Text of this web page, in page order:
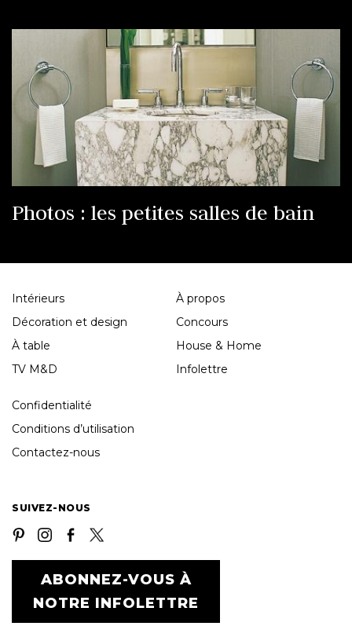
Photos : les petites salles de bain
Intérieurs
Décoration et design
À table
TV M&D
À propos
Concours
House & Home
Infolettre
Confidentialité
Conditions d’utilisation
Contactez-nous
SUIVEZ-NOUS
ABONNEZ-VOUS À
NOTRE INFOLETTRE